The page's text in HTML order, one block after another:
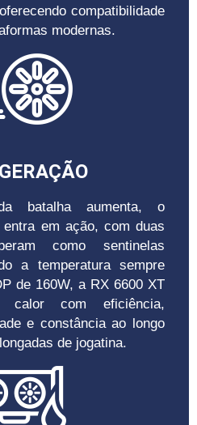
compatibilidade
modernas.
batalha aumenta, o
em ação, com duas
como sentinelas
a temperatura sempre
de 160W, a RX 6600 XT
calor com eficiência,
e constância ao longo
de jogatina.